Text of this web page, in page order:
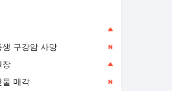
생 구강암 사망
장
물 매각